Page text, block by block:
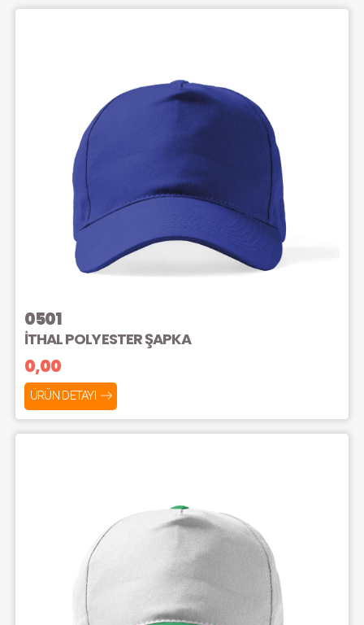
0501
İTHAL POLYESTER ŞAPKA
0,00
ÜRÜN DETAYI